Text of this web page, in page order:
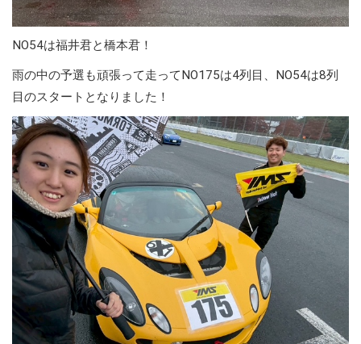
NO54は福井君と橋本君！
雨の中の予選も頑張って走ってNO175は4列目、NO54は8列
目のスタートとなりました！